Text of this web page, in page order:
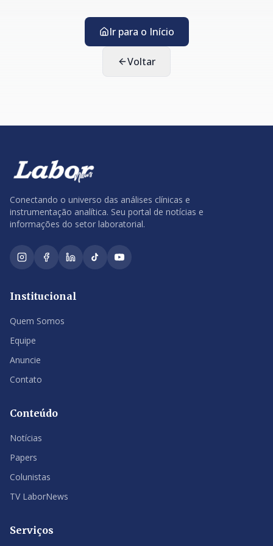
Ir para o Início
Voltar
Conectando o universo das análises clínicas e
instrumentação analítica. Seu portal de notícias e
informações do setor laboratorial.
Institucional
Quem Somos
Equipe
Anuncie
Contato
Conteúdo
Notícias
Papers
Colunistas
TV LaborNews
Serviços